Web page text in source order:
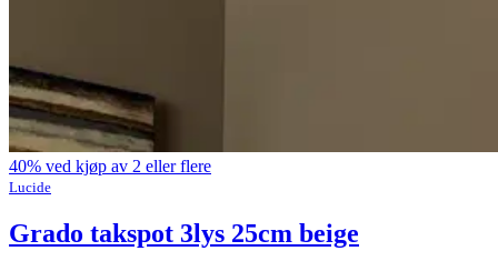
40% ved kjøp av 2 eller flere
Lucide
Grado takspot 3lys 25cm beige